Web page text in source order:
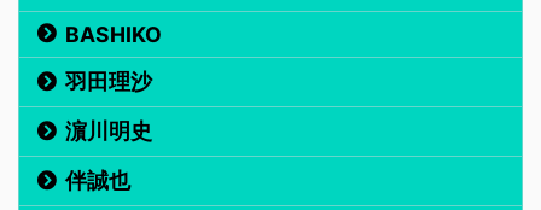
BASHIKO
羽田理沙
濵川明史
伴誠也